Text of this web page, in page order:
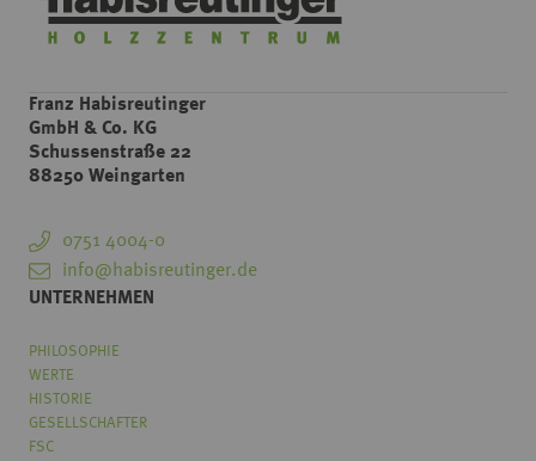
Franz Habisreutinger
GmbH & Co. KG
Schussenstraße 22
88250 Weingarten
0751 4004-0
info@habisreutinger.de
UNTERNEHMEN
PHILOSOPHIE
WERTE
HISTORIE
GESELLSCHAFTER
FSC